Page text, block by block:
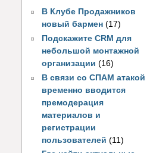
В Клубе Продажников
новый бармен (17)
Подскажите CRM для
небольшой монтажной
организации (16)
В связи со СПАМ атакой
временно вводится
премодерация
материалов и
регистрации
пользователей(11)